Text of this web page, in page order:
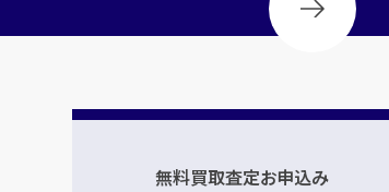
無料買取査定お申込み